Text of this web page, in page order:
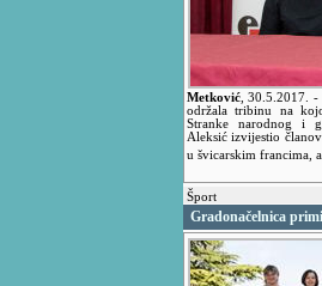
Metković ,30.5.2017. -
održala tribinu na
Stranke narodnog i
Aleksić izvijestio
u švicarskim francima,
Šport
Gradonačelnica